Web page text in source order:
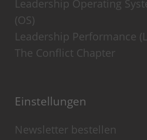
Leadership Operating
(OS)
Leadership Performance
The Conflict Chapter
Einstellungen
Newsletter bestellen
Anforderungsrate einzuschränken.